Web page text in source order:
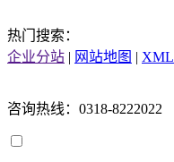
热门搜索：
企业分站 | 网站地图 | XML
咨询热线：0318-8222022